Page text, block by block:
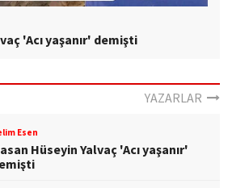
'Acı yaşanır' demişti
YAZARLAR
Esen
Hüseyin Yalvaç 'Acı yaşanır'